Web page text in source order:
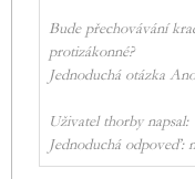
Bude přechovávání
protizákonné?
Jednoduchá otázka
Uživatel thorby napsal:
Jednoduchá odpoveď: